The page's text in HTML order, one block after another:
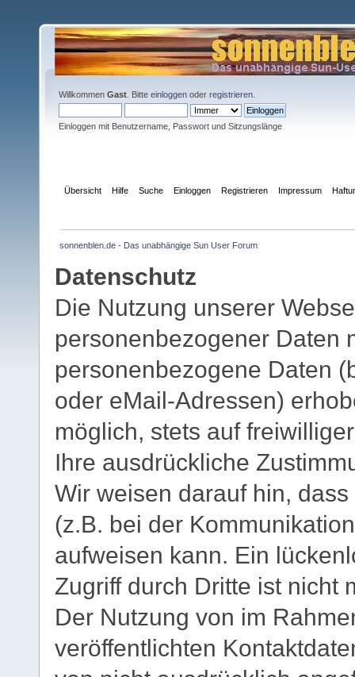
Willkommen Gast . Bitte einloggen oder registrieren
Einloggen mit Benutzername, Passwort und Sitzungslänge
Übersicht Hilfe Suche Einloggen Registrieren Impressum
sonnenblen.de - Das unabhängige Sun User Forum
Datenschutz
Die Nutzung unserer
personenbezogener Daten
personenbezogene Daten
oder eMail-Adressen)
möglich, stets auf
Ihre ausdrückliche
Wir weisen darauf hin,
(z.B. bei der
aufweisen kann. Ein
Zugriff durch Dritte ist nicht
Der Nutzung von im
veröffentlichten